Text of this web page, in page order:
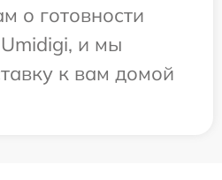
о готовности
и мы
к вам домой